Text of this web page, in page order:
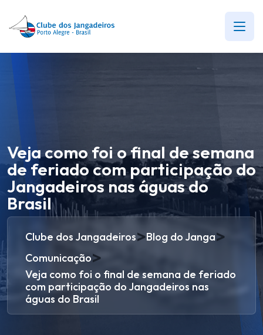
Veja como foi o final de semana
de feriado com participação do
Jangadeiros nas águas do
Brasil
Clube dos Jangadeiros>Blog do Janga>
Comunicação>
Veja como foi o final de semana de feriado
com participação do Jangadeiros nas
águas do Brasil